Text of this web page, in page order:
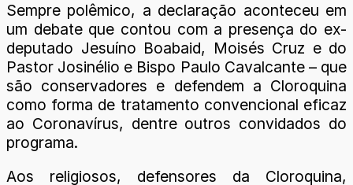
Sempre polêmico, a declaração aconteceu em
um debate que contou com a presença do ex-
deputado Jesuíno Boabaid, Moisés Cruz e do
Pastor Josinélio e Bispo Paulo Cavalcante – que
são conservadores e defendem a Cloroquina
como forma de tratamento convencional eficaz
ao Coronavírus, dentre outros convidados do
programa.
Aos religiosos, defensores da Cloroquina,